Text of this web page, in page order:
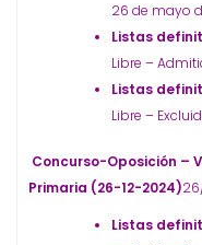
26 de mayo
Listas
Libre –
Listas
Libre –
Concurso-Oposición –
Primaria (26-12-2024)
Listas